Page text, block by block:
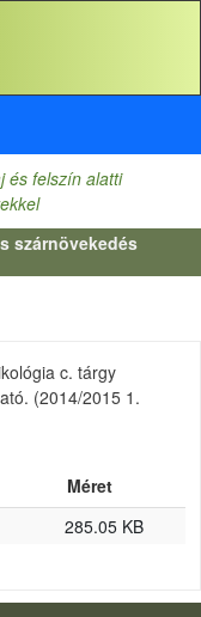
és felszín alatti
szárnövekedés
c. tárgy
(2014/2015 1.
Méret
285.05 KB